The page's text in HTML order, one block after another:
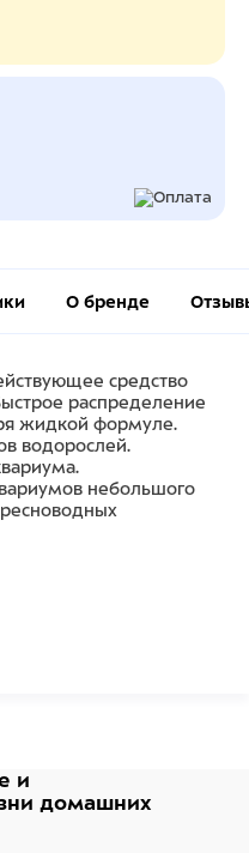
О бренде
средство
распределение
жидкой формуле.
водорослей.
небольшого
и
домашних